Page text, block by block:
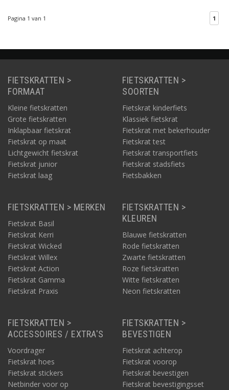
Pagina 1 van 1 1
FIETSKRATTEN >
FORMAAT
Kleine fietskratten
Grote fietskratten
Inklapbaar fietskrat
Fietskrat op maat
Lichtgewicht fietskrat
Fietskrat junior
Fietskrat laag
FIETSKRATTEN >
SOORTEN
Fietskrat kinderfiets
Klassiek fietskrat
Fietskrat met bekerhouder
Fietskrat test
Fietskrat transportfiets
Fietskrat stadsfiets
Fietsbakken
FIETSKRATTEN > MERKEN
Fietskrat Basil
Fietskrat Kerri
Fietskrat Wicked
Fietskrat Willex
Fietskrat Action
Fietskrat Gamma
Fietskrat Praxis
FIETSKRATTEN >
KLEUREN
Blauwe fietskratten
Rode fietskratten
Zwarte fietskratten
Roze fietskratten
Witte fietskratten
Neon fietskratten
FIETSKRATTEN >
ACCESSOIRES / EXTRA'S
Voordrager
Fietskrat hoes
Fietskrat stickers
Netbinder voor op
FIETSKRATTEN >
BEVESTIGEN
Fietskrat achterop
Fietskrat voorop
Fietskrat bevestigen
Fietskrat bevestigingsset